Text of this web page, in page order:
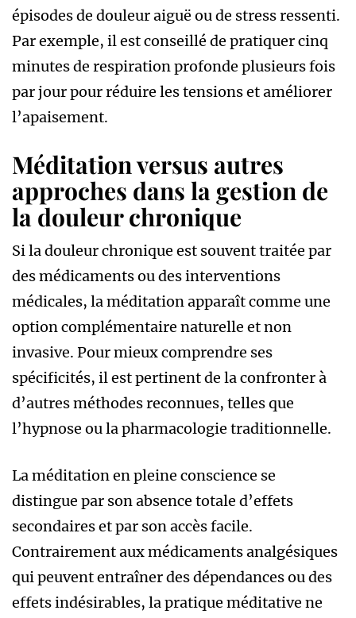
épisodes de douleur aiguë ou de stress ressenti.
Par exemple, il est conseillé de pratiquer cinq
minutes de respiration profonde plusieurs fois
par jour pour réduire les tensions et améliorer
l’apaisement.
Méditation versus autres
approches dans la gestion de
la douleur chronique
Si la douleur chronique est souvent traitée par
des médicaments ou des interventions
médicales, la méditation apparaît comme une
option complémentaire naturelle et non
invasive. Pour mieux comprendre ses
spécificités, il est pertinent de la confronter à
d’autres méthodes reconnues, telles que
l’hypnose ou la pharmacologie traditionnelle.
La méditation en pleine conscience se
distingue par son absence totale d’effets
secondaires et par son accès facile.
Contrairement aux médicaments analgésiques
qui peuvent entraîner des dépendances ou des
effets indésirables, la pratique méditative ne